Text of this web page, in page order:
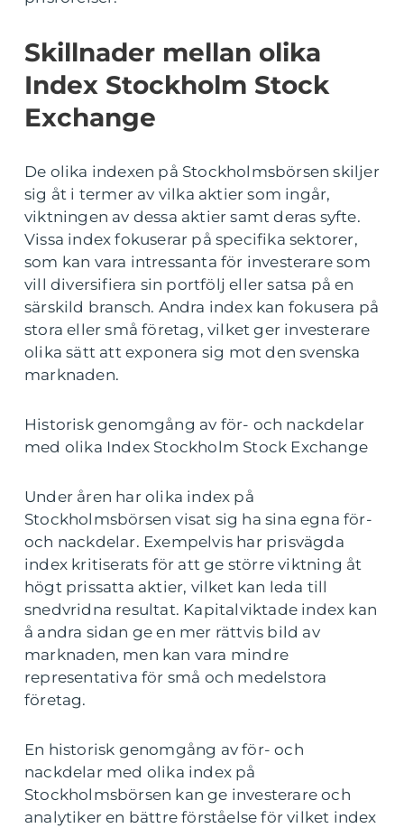
Skillnader mellan olika
Index Stockholm Stock
Exchange
De olika indexen på Stockholmsbörsen skiljer
sig åt i termer av vilka aktier som ingår,
viktningen av dessa aktier samt deras syfte.
Vissa index fokuserar på specifika sektorer,
som kan vara intressanta för investerare som
vill diversifiera sin portfölj eller satsa på en
särskild bransch. Andra index kan fokusera på
stora eller små företag, vilket ger investerare
olika sätt att exponera sig mot den svenska
marknaden.
Historisk genomgång av för- och nackdelar
med olika Index Stockholm Stock Exchange
Under åren har olika index på
Stockholmsbörsen visat sig ha sina egna för-
och nackdelar. Exempelvis har prisvägda
index kritiserats för att ge större viktning åt
högt prissatta aktier, vilket kan leda till
snedvridna resultat. Kapitalviktade index kan
å andra sidan ge en mer rättvis bild av
marknaden, men kan vara mindre
representativa för små och medelstora
företag.
En historisk genomgång av för- och
nackdelar med olika index på
Stockholmsbörsen kan ge investerare och
analytiker en bättre förståelse för vilket index